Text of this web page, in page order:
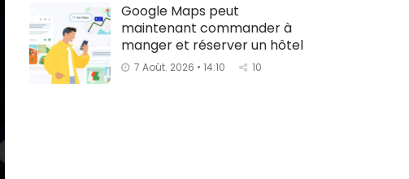
Google Maps peut
maintenant commander à
manger et réserver un hôtel
7 Août. 2026 • 14:10 10